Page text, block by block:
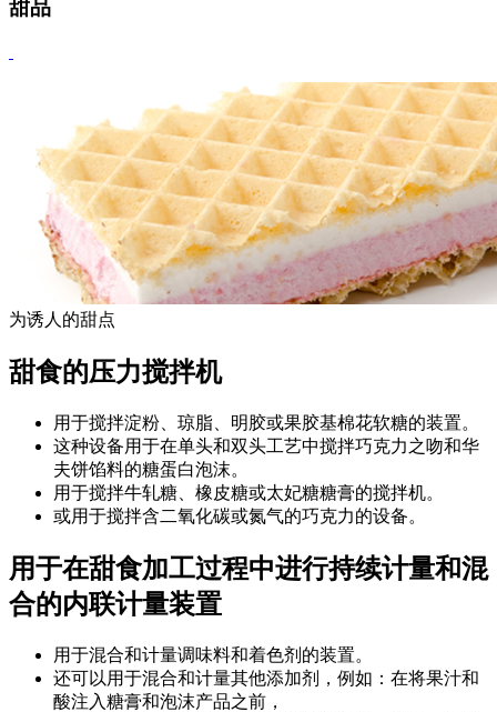
甜品
为诱人的甜点
甜食的压力搅拌机
用于搅拌淀粉、琼脂、明胶或果胶基棉花软糖的装置。
这种设备用于在单头和双头工艺中搅拌巧克力之吻和华
夫饼馅料的糖蛋白泡沫。
用于搅拌牛轧糖、橡皮糖或太妃糖糖膏的搅拌机。
或用于搅拌含二氧化碳或氮气的巧克力的设备。
用于在甜食加工过程中进行持续计量和混
合的内联计量装置
用于混合和计量调味料和着色剂的装置。
还可以用于混合和计量其他添加剂，例如：在将果汁和
酸注入糖膏和泡沫产品之前，